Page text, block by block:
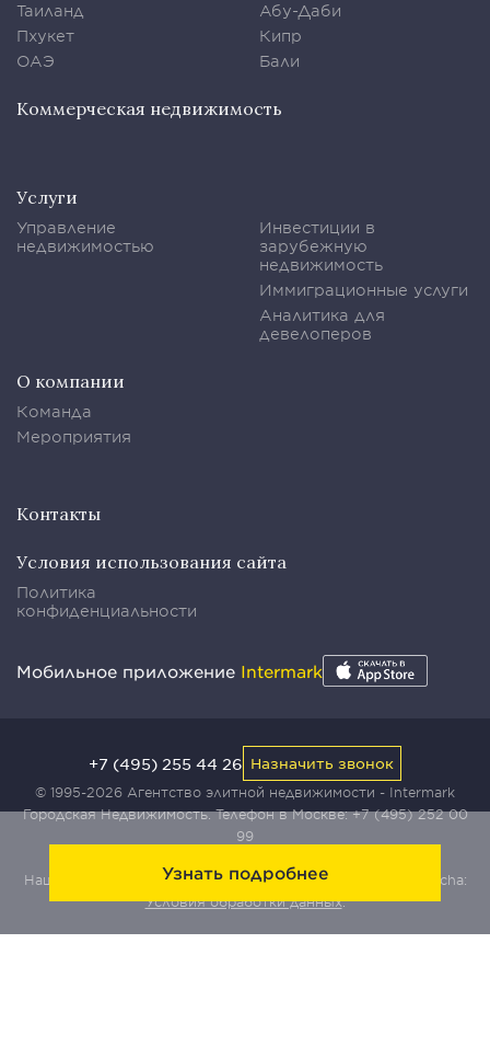
Узнать подробнее
Таиланд
Пхукет
ОАЭ
Абу-Даби
Кипр
Бали
Коммерческая недвижимость
Услуги
Управление
недвижимостью
Инвестиции в
зарубежную
недвижимость
Иммиграционные услуги
Аналитика для
девелоперов
О компании
Команда
Мероприятия
Контакты
Условия использования сайта
Политика
конфиденциальности
Мобильное приложение Intermark
© 1995-2026 Агентство элитной недвижимости - Intermark
Городская Недвижимость. Телефон в Москве:+7 (495) 252 00
99
Наш сайт защищен с помощью сервиса Yandex SmartCaptcha:
Условия обработки данных.
+7 (495) 255 44 26 Назначить звонок